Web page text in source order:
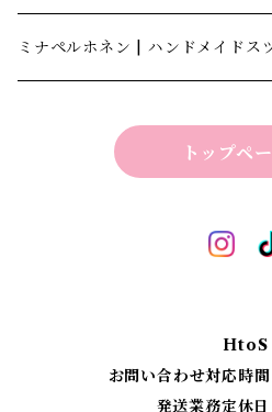
キャナテック | CannaTech
ミナペルホネン | ハンドメイドス
折り畳みスツール
丸脚四角スツール
トップペ
HtoS
お問い合わせ対応時
発送業務定休